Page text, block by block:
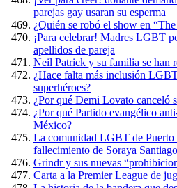
parejas gay usaran su esperma
¿Quién se robó el show en
¡Para celebrar! Madres LGBT
apellidos de pareja
Neil Patrick y su familia se han
¿Hace falta más inclusión
superhéroes?
¿Por qué Demi Lovato canceló
¿Por qué Partido evangélico
México?
La comunidad LGBT de
fallecimiento de Soraya Santiago
Grindr y sus nuevas
Carta a la Premier League de